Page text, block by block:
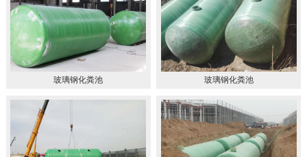
玻璃钢化粪池 玻璃钢化粪池